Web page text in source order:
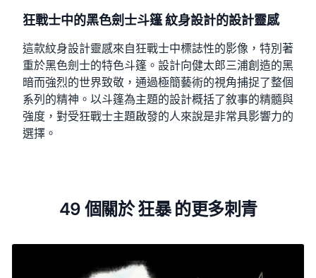
狂戰士中的黑色劍士斗篷 紋身設計的設計靈感
這款紋身設計靈感來自狂戰士中標誌性的影像，特別著
重於黑色劍士的特色斗篷。設計向健太郎三浦創造的黑
暗而強烈的世界致敬，通過極簡藝術的視角捕捉了整個
系列的精神。以斗篷為主題的設計概括了敘事的精髓與
強度，對受狂戰士主題啟發的人來說是非常具影響力的
選擇。
49 個關於 狂暴 的更多刺青